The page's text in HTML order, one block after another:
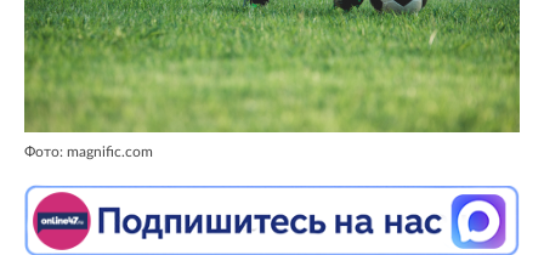
Фото: magnific.com